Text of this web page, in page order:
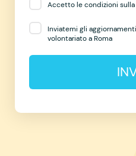
Accetto le condizioni sulla
Inviatemi gli
volontariato a Roma